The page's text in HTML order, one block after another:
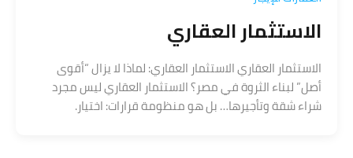
الاستثمار العقاري
الاستثمار العقاري الاستثمار العقاري: لماذا لا يزال “أقوى
أصل” لبناء الثروة في مصر؟ الاستثمار العقاري ليس مجرد
شراء شقة وتأجيرها… بل هو منظومة قرارات: اختيار.